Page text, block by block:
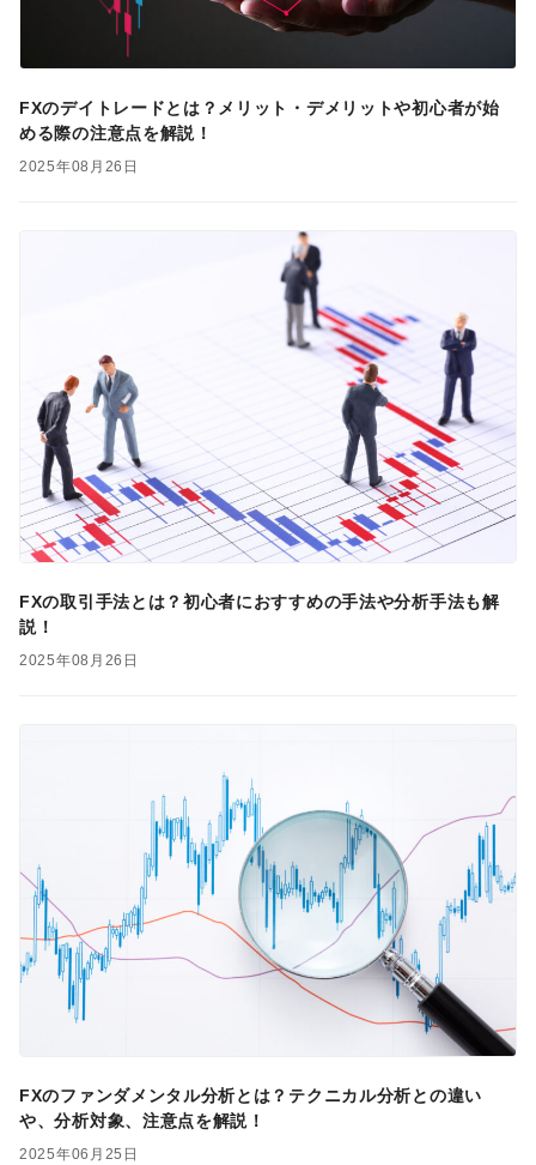
FXのデイトレードとは？メリット・デメリットや初心者が始
める際の注意点を解説！
2025年08月26日
FXの取引手法とは？初心者におすすめの手法や分析手法も解
説！
2025年08月26日
FXのファンダメンタル分析とは？テクニカル分析との違い
や、分析対象、注意点を解説！
2025年06月25日